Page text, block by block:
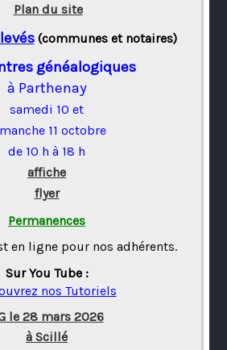
Plan du site
(communes et notaires)
généalogiques
à Parthenay
samedi 10 et
11 octobre
de 10 h à 18 h
affiche
flyer
Permanences
en ligne pour nos adhérents.
Sur You Tube :
nos Tutoriels
le 28 mars 2026
à Scillé